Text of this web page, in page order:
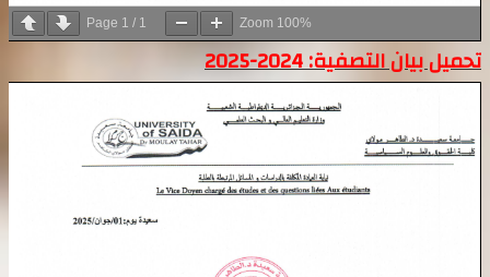
Page 1 / 1 Zoom 100%
تحميل بيان التصفية: 2024-2025